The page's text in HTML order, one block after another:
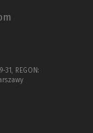
REGON: